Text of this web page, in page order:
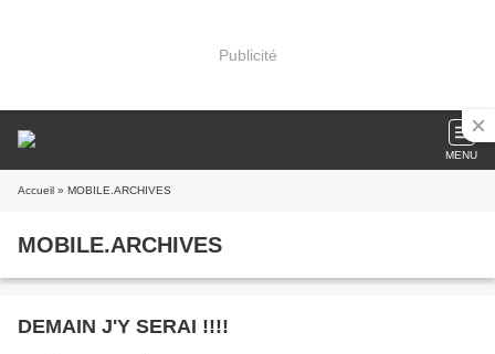
Publicité
MENU
Accueil » MOBILE.ARCHIVES
MOBILE.ARCHIVES
DEMAIN J'Y SERAI !!!!